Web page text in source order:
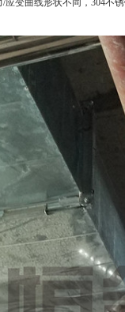
变曲线形状不同，304